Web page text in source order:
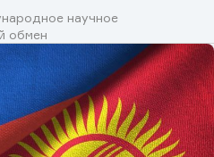
научное
обмен